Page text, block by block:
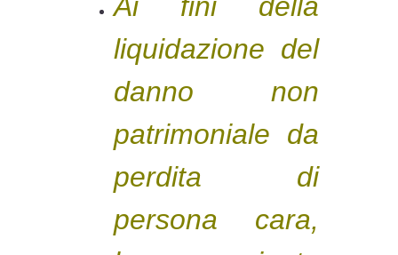
liquidazione del
danno non
patrimoniale da
perdita di
persona cara,